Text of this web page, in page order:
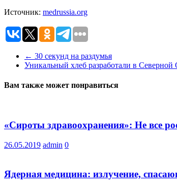
Источник: medrussia.org
← 30 секунд на раздумья
Уникальный хлеб разработали в Северной
Вам также может понравиться
«Сироты здравоохранения»: Не все
26.05.2019 admin 0
Ядерная медицина: излучение,